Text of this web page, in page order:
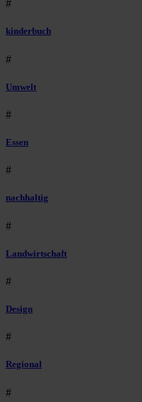
#
kinderbuch
#
Umwelt
#
Essen
#
nachhaltig
#
Landwirtschaft
#
Design
#
Regional
#